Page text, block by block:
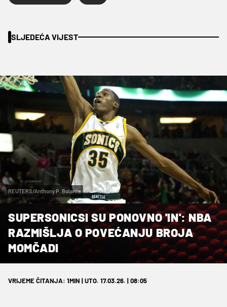
SLJEDEĆA VIJEST
REUTERS/Anthony P. Bolante
SUPERSONICSI SU PONOVNO 'IN': NBA
RAZMIŠLJA O POVEĆANJU BROJA
MOMČADI
VRIJEME ČITANJA: 1MIN | UTO. 17.03.26. | 08:05